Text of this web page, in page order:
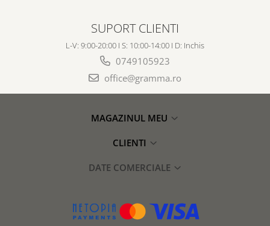
SUPORT CLIENTI
L-V: 9:00-20:00 I S: 10:00-14:00 I D: Inchis
0749105923
office@gramma.ro
MAGAZINUL MEU
CLIENTI
DATE COMERCIALE